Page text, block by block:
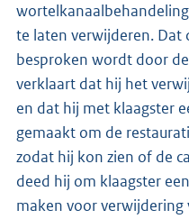
te laten verwijderen. Dat
besproken wordt door
verklaart dat hij het
en dat hij met klaagster
gemaakt om de
zodat hij kon zien of de
deed hij om klaagster
maken voor verwijdering